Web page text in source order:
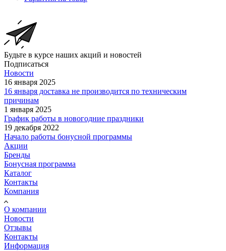
Будьте в курсе наших акций и новостей
Подписаться
Новости
16 января 2025
16 января доставка не производится по техническим
причинам
1 января 2025
График работы в новогодние праздники
19 декабря 2022
Начало работы бонусной программы
Акции
Бренды
Бонусная программа
Каталог
Контакты
Компания
О компании
Новости
Отзывы
Контакты
Информация